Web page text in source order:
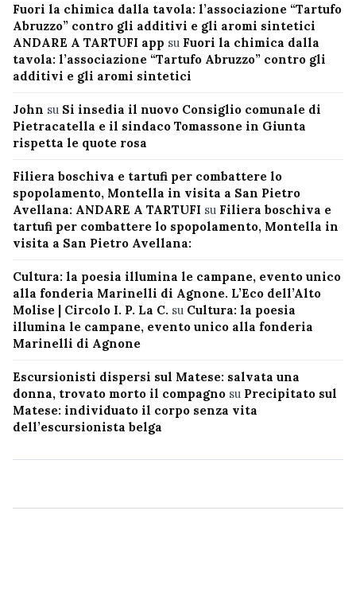
Fuori la chimica dalla tavola: l’associazione “Tartufo
Abruzzo” contro gli additivi e gli aromi sintetici
ANDARE A TARTUFI app su Fuori la chimica dalla
tavola: l’associazione “Tartufo Abruzzo” contro gli
additivi e gli aromi sintetici
John su Si insedia il nuovo Consiglio comunale di
Pietracatella e il sindaco Tomassone in Giunta
rispetta le quote rosa
Filiera boschiva e tartufi per combattere lo
spopolamento, Montella in visita a San Pietro
Avellana: ANDARE A TARTUFI su Filiera boschiva e
tartufi per combattere lo spopolamento, Montella in
visita a San Pietro Avellana:
Cultura: la poesia illumina le campane, evento unico
alla fonderia Marinelli di Agnone. L’Eco dell’Alto
Molise | Circolo I. P. La C. su Cultura: la poesia
illumina le campane, evento unico alla fonderia
Marinelli di Agnone
Escursionisti dispersi sul Matese: salvata una
donna, trovato morto il compagno su Precipitato sul
Matese: individuato il corpo senza vita
dell’escursionista belga